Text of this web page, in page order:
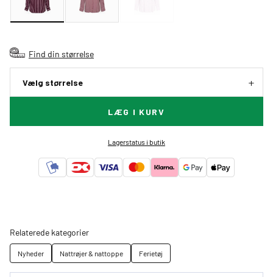
Find din størrelse
Vælg størrelse
LÆG I KURV
Lagerstatus i butik
Relaterede kategorier
Nyheder Nattrøjer & nattoppe Ferietøj